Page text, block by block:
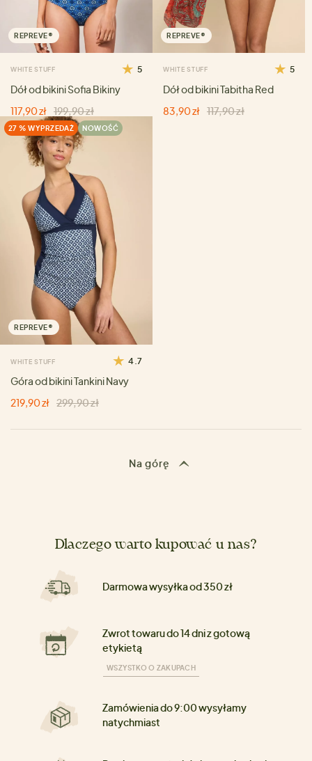
REPREVE®
WHITE STUFF 5
Dół od bikini Sofia Bikiny
117,90 zł 199,90 zł
REPREVE®
WHITE STUFF 5
Dół od bikini Tabitha Red
83,90 zł 117,90 zł
27 % WYPRZEDAŻ NOWOŚĆ
REPREVE®
WHITE STUFF 4.7
Góra od bikini Tankini Navy
219,90 zł 299,90 zł
Na górę
Dlaczego warto kupować u nas?
Darmowa wysyłka od 350 zł
Zwrot towaru do 14 dni z gotową
etykietą
WSZYSTKO O ZAKUPACH
Zamówienia do 9:00 wysyłamy
natychmiast